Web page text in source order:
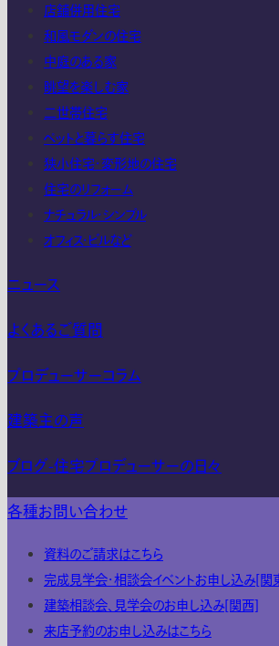
店舗併用住宅
和風モダンの住宅
中庭のある家
眺望を楽しむ家
二世帯住宅
ペットと暮らす住宅
狭小住宅・変形地の住宅
住宅のリフォーム
ナチュラル・シンプル
オフィス・ビルなど
ニュース
よくあるご質問
プロデューサーコラム
建築主の声
ブログ-住宅プロデューサーの日々
各種お問い合わせ
資料のご請求はこちら
完成見学会・相談会イベントお申し込み[関
建築相談会、見学会のお申し込み[関西]
来店予約のお申し込みはこちら